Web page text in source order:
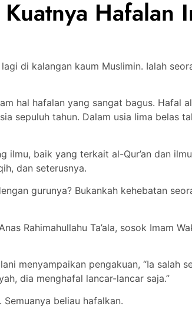
Hafalan
di kalangan kaum Muslimin. Ialah
hal hafalan yang sangat bagus. Hafal
sepuluh tahun. Dalam usia lima belas
ilmu, baik yang terkait al-Qur’an dan
dan seterusnya.
gurunya? Bukankah kehebatan
Rahimahullahu Ta’ala, sosok Imam
menyampaikan pengakuan, “Ia
dia menghafal lancar-lancar saja.”
beliau hafalkan.